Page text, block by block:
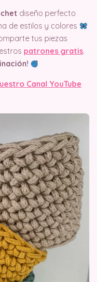
diseño perfecto
de estilos y colores
tus piezas
patrones gratis.
Canal YouTube